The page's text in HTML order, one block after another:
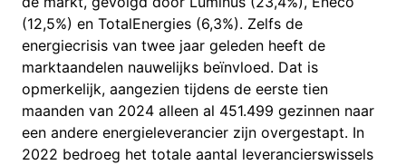
(12,5%) en TotalEnergies (6,3%). Zelfs de
energiecrisis van twee jaar geleden heeft de
marktaandelen nauwelijks beïnvloed. Dat is
opmerkelijk, aangezien tijdens de eerste tien
maanden van 2024 alleen al 451.499 gezinnen naar
een andere energieleverancier zijn overgestapt. In
2022 bedroeg het totale aantal leverancierswissels